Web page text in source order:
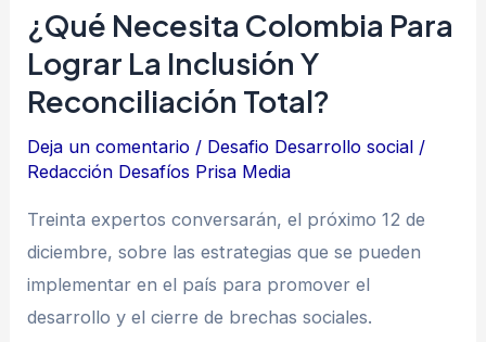
¿Qué Necesita Colombia Para
Lograr La Inclusión Y
Reconciliación Total?
Deja un comentario / Desafio Desarrollo social /
Redacción Desafíos Prisa Media
Treinta expertos conversarán, el próximo 12 de
diciembre, sobre las estrategias que se pueden
implementar en el país para promover el
desarrollo y el cierre de brechas sociales.
lograr
la
inclusión
y
reconciliación
total?